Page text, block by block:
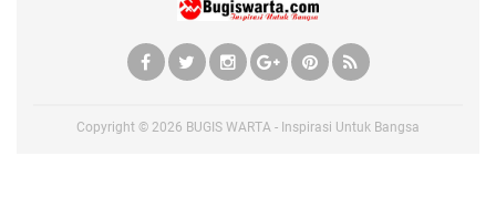
Copyright © 2026 BUGIS WARTA - Inspirasi Untuk Bangsa